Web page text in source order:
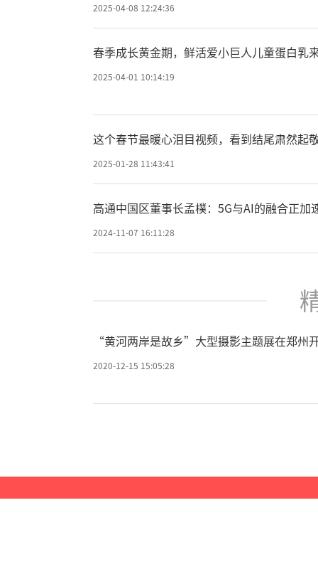
本次腾讯云
那款令人惊叹的9.9
需9.9元，你就能获
量服务器，使用时
到了惊人的0.15折
服务市场中可谓是
特别提醒：本
25年6月的短期回
的企业新用户才能
个！先到先得，抢
者来说，这样的价
2025-04-08 12:24:36
春季成长黄金期，鲜活爱小巨人儿童蛋白乳
2025-04-01 10:14:19
这个春节最暖心泪目视频，看到结尾肃然起
2025-01-28 11:43:41
高通中国区董事长孟樸：5G与AI的融合正加
2024-11-07 16:11:28
“黄河两岸是故乡”大型摄影主题展在郑州
2020-12-15 15:05:28